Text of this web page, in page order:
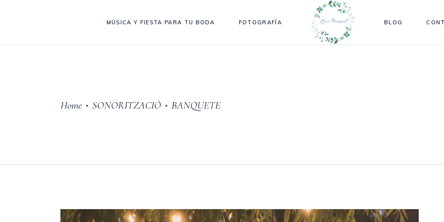
MÚSICA Y FIESTA PARA TU BODA FOTOGRAFÍA BLOG
Home • SONORITZACIÓ • BANQUETE